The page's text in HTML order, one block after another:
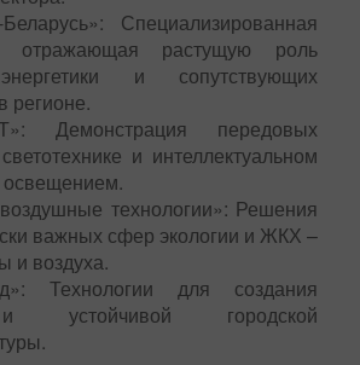
Беларусь»: Специализированная
отражающая растущую роль
и сопутствующих
регионе.
Демонстрация передовых
и интеллектуальном
технологии»: Решения
важных сфер экологии и ЖКХ –
и воздуха.
Технологии для создания
городской